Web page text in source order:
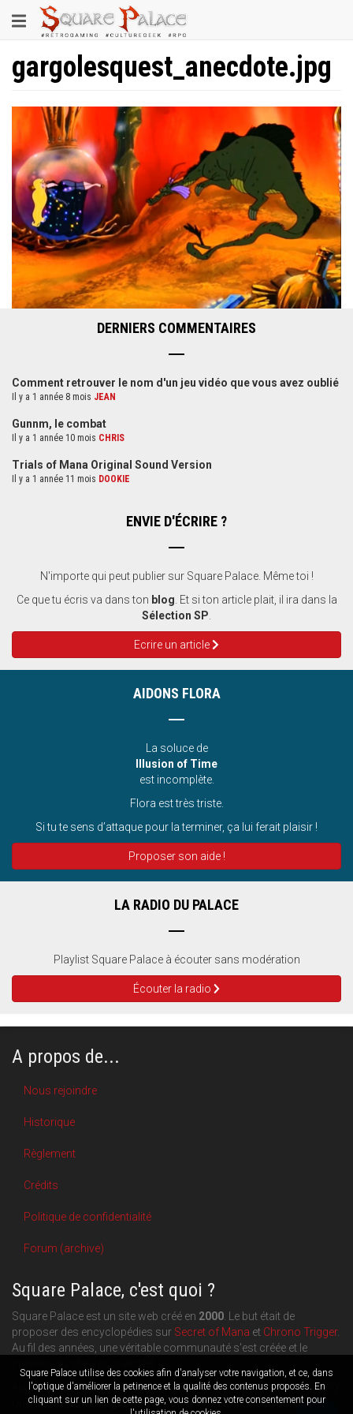
Square Palace utilise des cookies afin d'analyser votre navigation, et ce, dans
l'optique d'améliorer la petinence et la qualité des contenus proposés. En
cliquant sur un lien de cette page, vous donnez votre consentement pour
au
contenu
Toggle
navigation
gargolesquest_anecdote.jpg
DERNIERS COMMENTAIRES
Comment retrouver le nom d'un jeu vidéo que vous avez oublié
Il y a 1 année 8 mois JEAN
Gunnm, le combat
Il y a 1 année 10 mois CHRIS
Trials of Mana Original Sound Version
Il y a 1 année 11 mois DOOKIE
ENVIE D'ÉCRIRE ?
N'importe qui peut publier sur Square Palace. Même toi !
Ce que tu écris va dans ton blog. Et si ton article plait, il ira dans la
Sélection SP.
Ecrire un article
AIDONS FLORA
La soluce de
Illusion of Time
est incomplète.
Flora est très triste.
Si tu te sens d’attaque pour la terminer, ça lui ferait plaisir !
Proposer son aide !
LA RADIO DU PALACE
Playlist Square Palace à écouter sans modération
Écouter la radio
A propos de...
Nous rejoindre
Historique
Règlement
Crédits
Politique de confidentialité
Forum (archive)
Square Palace, c'est quoi ?
Square Palace est un site web créé en 2000. Le but était de
proposer des encyclopédies sur Secret of Mana et Chrono Trigger.
Au fil des années, une véritable communauté s'est créée et le
Aujourd'hui, Square Palace c'est aussi une plateforme de blogging
orientéeRPG, Retrogamingetculture geek: chacun publie ce